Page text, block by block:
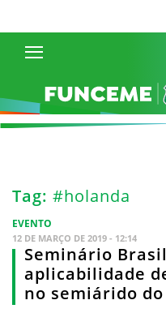
Tag: #holanda
EVENTO
12 DE MARÇO DE 2019 - 12:14
Seminário
aplicabilidade
no semiárido do